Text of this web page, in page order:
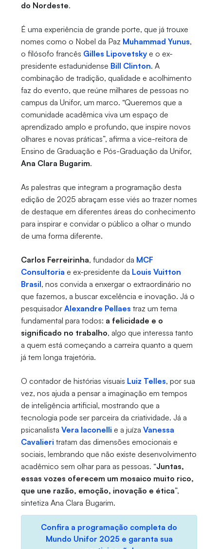
do Nordeste.
É uma experiência de grande porte, que já trouxe
nomes como o Nobel da Paz Muhammad Yunus,
o filósofo francês Gilles Lipovetskye o ex-
presidente estadunidense Bill Clinton. A
combinação de tradição, qualidade e acolhimento
faz do evento, que reúne milhares de pessoas no
campus da Unifor, um marco. “Queremos que a
comunidade acadêmica viva um espaço de
aprendizado amplo e profundo, que inspire novos
olhares e novas práticas”, afirma a vice-reitora de
Ensino de Graduação e Pós-Graduação da Unifor,
Ana Clara Bugarim.
As palestras que integram a programação desta
edição de 2025 abraçam esse viés ao trazer nomes
de destaque em diferentes áreas do conhecimento
para inspirar e convidar o público a olhar o mundo
de uma forma diferente.
Carlos Ferreirinha, fundador da MCF
Consultoria e ex-presidente da Louis Vuitton
Brasil, nos convida a enxergar o extraordinário no
que fazemos, a buscar excelência e inovação. Já o
pesquisador Alexandre Pellaes traz um tema
fundamental para todos: a felicidade e o
significado no trabalho, algo que interessa tanto
a quem está começando a carreira quanto a quem
já tem longa trajetória.
O contador de histórias visuais Luiz Telles, por sua
vez, nos ajuda a pensar a imaginação em tempos
de inteligência artificial, mostrando que a
tecnologia pode ser parceira da criatividade. Já a
psicanalista Vera Iaconelli e a juíza Vanessa
Cavalieri tratam das dimensões emocionais e
sociais, lembrando que não existe desenvolvimento
acadêmico sem olhar para as pessoas. “Juntas,
essas vozes oferecem um mosaico muito rico,
que une razão, emoção, inovação e ética”,
sintetiza Ana Clara Bugarim.
Confira a programação completa do
Mundo Unifor 2025 e garanta sua